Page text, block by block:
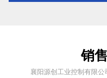
销
襄阳源创工业控制有限公